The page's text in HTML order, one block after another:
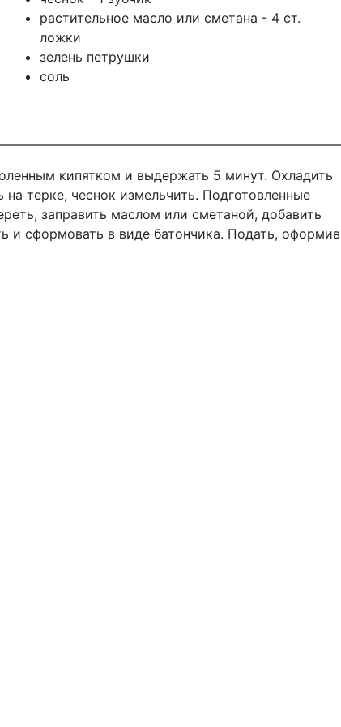
растительное масло или сметана - 4 ст.
ложки
зелень петрушки
соль
кипятком и выдержать 5 минут. Охладить
терке, чеснок измельчить. Подготовленные
заправить маслом или сметаной, добавить
и сформовать в виде батончика. Подать, оформив